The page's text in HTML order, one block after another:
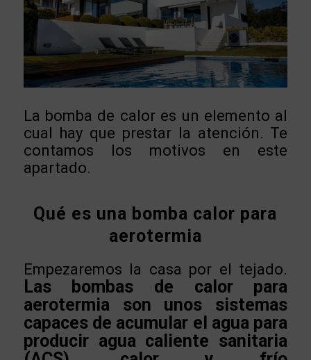
La bomba de calor es un elemento al
cual hay que prestar la atención. Te
contamos los motivos en este
apartado.
Qué es una bomba calor para
aerotermia
Empezaremos la casa por el tejado.
Las bombas de calor para
aerotermia son unos sistemas
capaces de acumular el agua para
producir agua caliente sanitaria